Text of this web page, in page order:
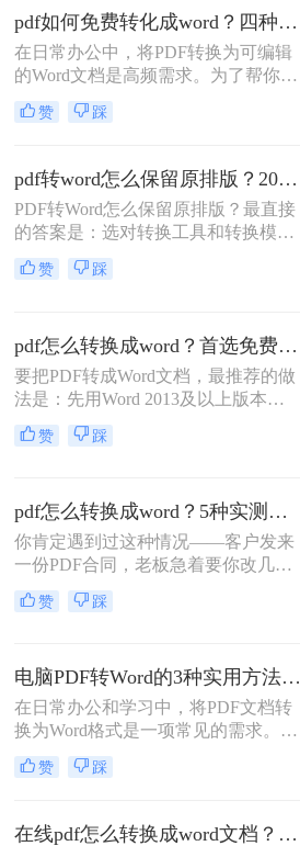
为了帮你快速选出最适合自己的转换
方式，下表汇总了四种主流免费方法
的核心差异：
pdf如何免费转化成word？四种方法对比与实操指南（附详细表格）
在日常办公中，将PDF转换为可编辑
的Word文档是高频需求。为了帮你快
速选出最适合自己的方案，下表汇总
了四种主流免费方法的核心差异：
赞 踩
pdf转word怎么保留原排版？2026最新实测，这5种方法从免费到专业全搞定！
PDF转Word怎么保留原排版？最直接
的答案是：选对转换工具和转换模式
——可编辑PDF优先用Word直接打开
或专业转换软件的“排版优先”模式，
排版错乱、表格移位、字体变样等问
题的核心原则。
赞 踩
pdf怎么转换成word？首选免费工具，复杂文件再上专业软件！
要把PDF转成Word文档，最推荐的做
法是：先用Word 2013及以上版本直
接打开PDF（免费、无损）、再用
Google Drive在线转换（免费、云
底。
赞 踩
pdf怎么转换成word？5种实测方法，从免费到专业全攻略！
你肯定遇到过这种情况——客户发来
一份PDF合同，老板急着要你改几个
字；老师上传的PDF课件，你想复制
一段做笔记；或者自己扫描的纸质文
者，“pdf怎么转换成word”绝对是高频
刚需。
赞 踩
电脑PDF转Word的3种实用方法对比：转换软件、Word内置功能与在线工具详解！
在日常办公和学习中，将PDF文档转
换为Word格式是一项常见的需求。
Word文档因其易于编辑和修改的特点
而备受青睐。那么电脑上pdf怎么转换
换成Word的实用方法。
赞 踩
在线pdf怎么转换成word文档？PDF猫与转转大师2种在线工具使用指南与功能对比！